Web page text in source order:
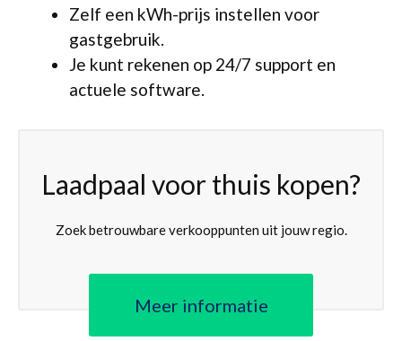
Zelf een kWh-prijs instellen voor
gastgebruik.
Je kunt rekenen op 24/7 support en
actuele software.
Laadpaal voor thuis kopen?
Zoek betrouwbare verkooppunten uit jouw regio.
Meer informatie